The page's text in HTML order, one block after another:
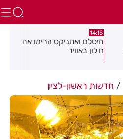
14:15
תיסלם ואתניקס הרימו את
חולון באוויר
חדשות ראשון-לציון